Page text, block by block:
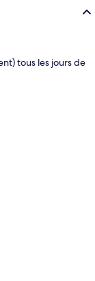
tous les jours de